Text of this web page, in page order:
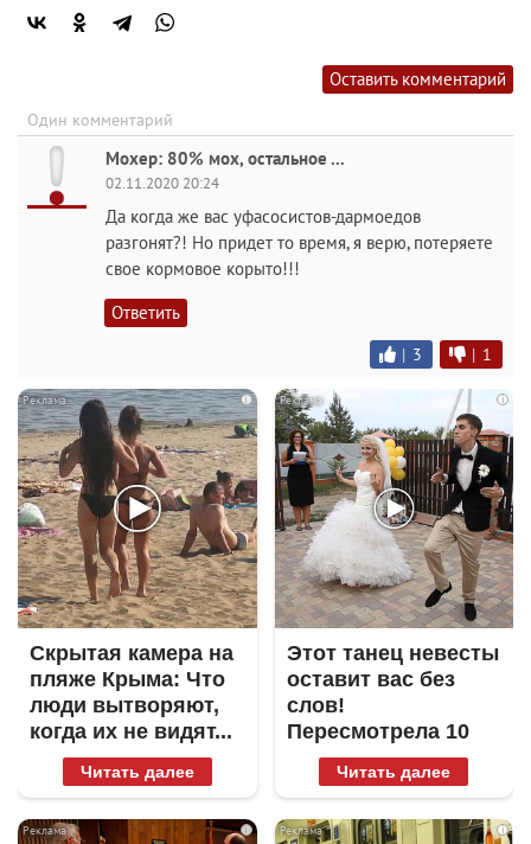
Оставить комментарий
Один комментарий
Мохер: 80% мох, остальное ...
02.11.2020 20:24
Да когда же вас уфасосистов-дармоедов
разгонят?! Но придет то время, я верю, потеряете
свое кормовое корыто!!!
Ответить
| 3 | 1
i
Скрытая камера на
пляже Крыма: Что
люди вытворяют,
когда их не видят...
Читать далее
i
Этот танец невесты
оставит вас без
слов!
Пересмотрела 10
раз
Читать далее
i i